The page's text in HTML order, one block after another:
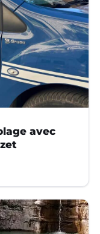
avec